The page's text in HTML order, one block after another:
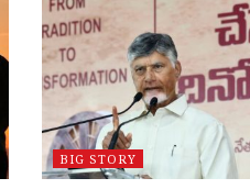
BIG STORY